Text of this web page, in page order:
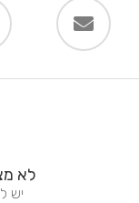
לא
יש